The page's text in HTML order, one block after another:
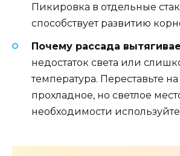
Пикировка в отдельные
способствует развитию
Почему рассада
недостаток света или
температура. Переставьте
прохладное, но светлое
необходимости